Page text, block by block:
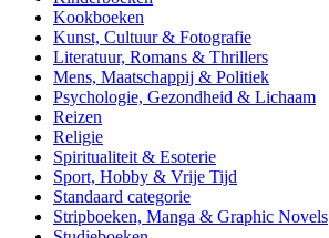
Kookboeken
Kunst, Cultuur & Fotografie
Literatuur, Romans & Thrillers
Mens, Maatschappij & Politiek
Psychologie, Gezondheid & Lichaam
Reizen
Religie
Spiritualiteit & Esoterie
Sport, Hobby & Vrije Tijd
Standaard categorie
Stripboeken, Manga & Graphic Novels